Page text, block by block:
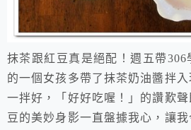
抹茶跟紅豆真是絕配！週五帶306
的一個女孩多帶了抹茶奶油醬拌
一拌好，「好好吃喔！」的讚歎
豆的美妙身影一直盤據我心，讓